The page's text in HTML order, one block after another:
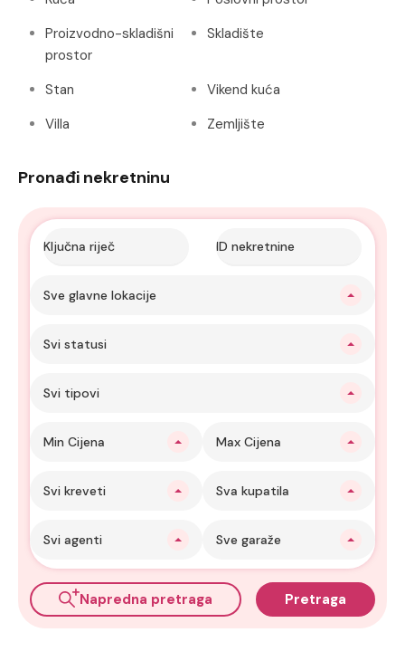
Proizvodno-skladišni
prostor
Skladište
Stan
Vikend kuća
Villa
Zemljište
Pronađi nekretninu
Sve glavne lokacije
Svi statusi
Svi tipovi
Min Cijena Max Cijena
Svi kreveti Sva kupatila
Svi agenti Sve garaže
Napredna pretraga Pretraga